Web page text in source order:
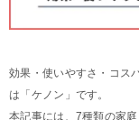
効果・使いやすさ・コス
は「ケノン」です。
本記事には、7種類の家